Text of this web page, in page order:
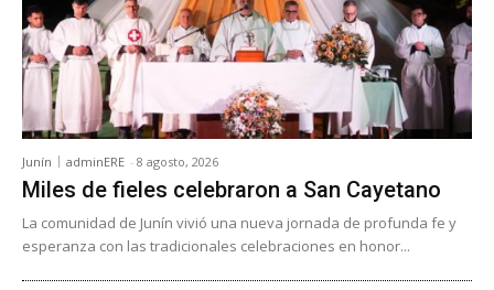
Junín adminERE - 8 agosto, 2026
Miles de fieles celebraron a San Cayetano
La comunidad de Junín vivió una nueva jornada de profunda fe y
esperanza con las tradicionales celebraciones en honor...